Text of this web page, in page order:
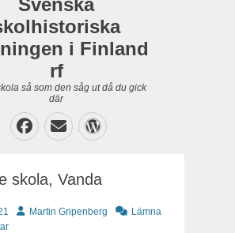
Svenska
i Finland
rf
så som den såg ut då du gick
där
Facebook
E-
post
WordPress
skola, Vanda
Författare
Martin Gripenberg
Lämna